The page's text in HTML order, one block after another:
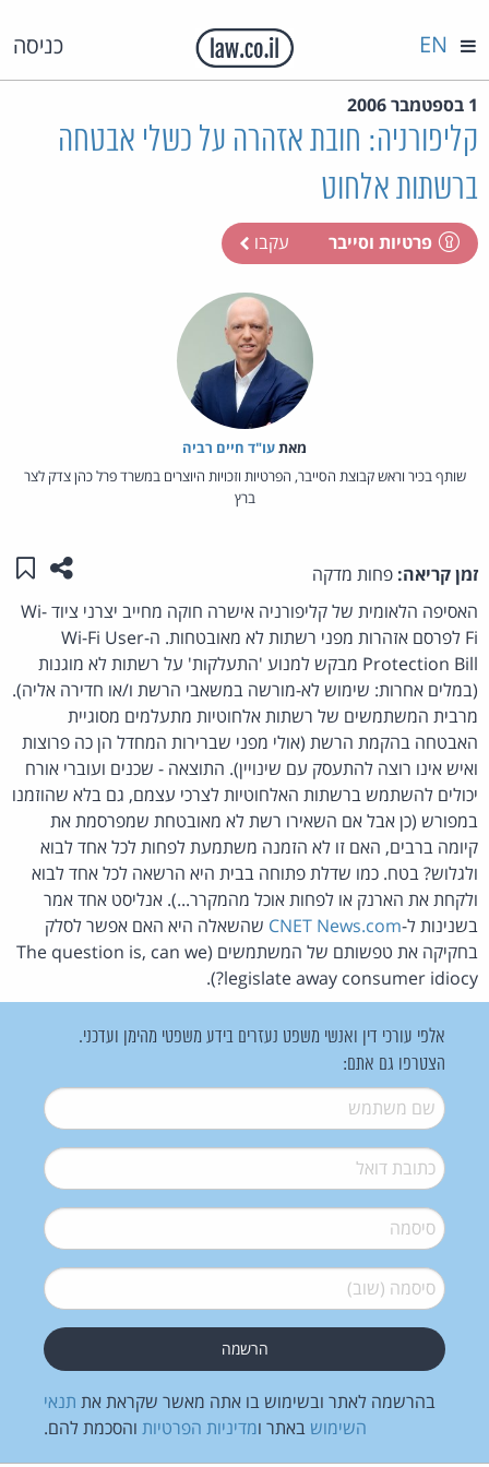
כניסה EN
1 בספטמבר 2006
קליפורניה: חובת אזהרה על כשלי אבטחה
ברשתות אלחוט
פרטיות וסייבר עקבו
מאת‏עו"ד חיים רביה
שותף בכיר וראש קבוצת הסייבר, הפרטיות וזכויות היוצרים במשרד פרל כהן צדק לצר
ברץ
זמן קריאה: פחות מדקה שתפו
האסיפה הלאומית של קליפורניה אישרה חוקה מחייב יצרני ציוד Wi-
Fi לפרסם אזהרות מפני רשתות לא מאובטחות. ה-Wi-Fi User
Protection Bill מבקש למנוע 'התעלקות' על רשתות לא מוגנות
(במלים אחרות: שימוש לא-מורשה במשאבי הרשת ו/או חדירה אליה).
מרבית המשתמשים של רשתות אלחוטיות מתעלמים מסוגיית
האבטחה בהקמת הרשת (אולי מפני שברירות המחדל הן כה פרוצות
ואיש אינו רוצה להתעסק עם שינויין). התוצאה - שכנים ועוברי אורח
יכולים להשתמש ברשתות האלחוטיות לצרכי עצמם, גם בלא שהוזמנו
במפורש (כן אבל אם השאירו רשת לא מאובטחת שמפרסמת את
קיומה ברבים, האם זו לא הזמנה משתמעת לפחות לכל אחד לבוא
ולגלוש? בטח. כמו שדלת פתוחה בבית היא הרשאה לכל אחד לבוא
ולקחת את הארנק או לפחות אוכל מהמקרר...). אנליסט אחד אמר
בשנינות ל-CNET News.com שהשאלה היא האם אפשר לסלק
בחקיקה את טפשותם של המשתמשים (The question is, can we
legislate away consumer idiocy?).
אלפי עורכי דין ואנשי משפט נעזרים בידע משפטי מהימן ועדכני.
הצטרפו גם אתם:
שם משתמש*
דואל*
סיסמה*
סיסמה (שוב)*
בהרשמה לאתר ובשימוש בו אתה מאשר שקראת את תנאי
השימוש באתר ומדיניות הפרטיות והסכמת להם.